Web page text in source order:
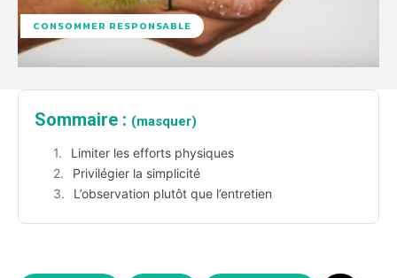
CONSOMMER RESPONSABLE
Sommaire : (masquer)
Limiter les efforts physiques
Privilégier la simplicité
L’observation plutôt que l’entretien